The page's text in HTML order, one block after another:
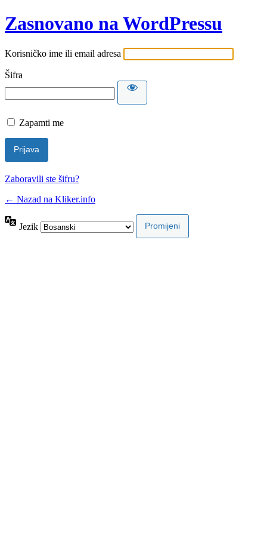
Zasnovano na WordPressu
Korisničko ime ili email adresa
Šifra
Zapamti me
Zaboravili ste šifru?
← Nazad na Kliker.info
Jezik